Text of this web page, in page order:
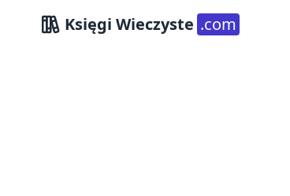
Księgi Wieczyste .com